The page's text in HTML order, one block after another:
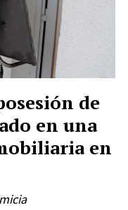
de
en una
en